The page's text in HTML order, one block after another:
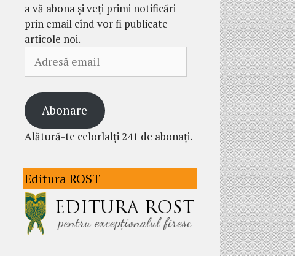
a vă abona și veți primi notificări
prin email cînd vor fi publicate
articole noi.
email
Abonare
Alătură-te celorlalți 241 de abonați.
Editura ROST